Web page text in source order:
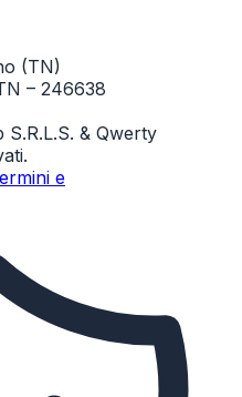
(TN)
– 246638
S.R.L.S. & Qwerty
e